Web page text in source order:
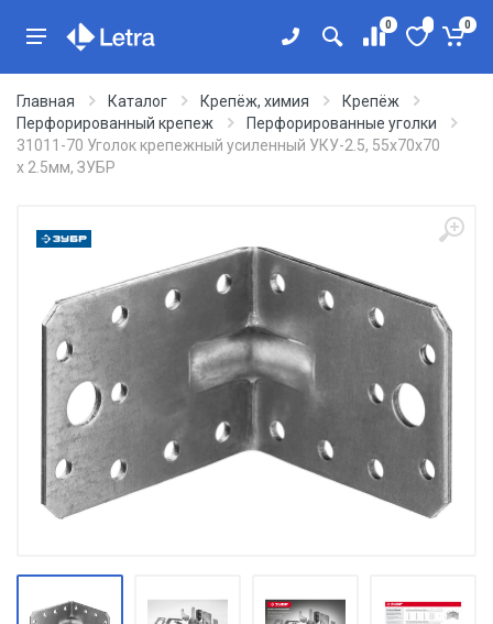
0 0
Главная Каталог Крепёж, химия
Крепёж
Перфорированный крепеж
Перфорированные уголки
31011-70 Уголок крепежный усиленный УКУ-2.5, 55х70х70
х 2.5мм, ЗУБР